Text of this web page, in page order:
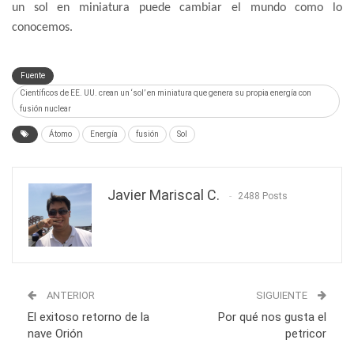
un sol en miniatura puede cambiar el mundo como lo
conocemos.
Fuente
Científicos de EE. UU. crean un ‘sol’ en miniatura que genera su propia energía con
fusión nuclear
Átomo Energía fusión Sol
Javier Mariscal C. 2488 Posts
ANTERIOR
El exitoso retorno de la
nave Orión
SIGUIENTE
Por qué nos gusta el
petricor